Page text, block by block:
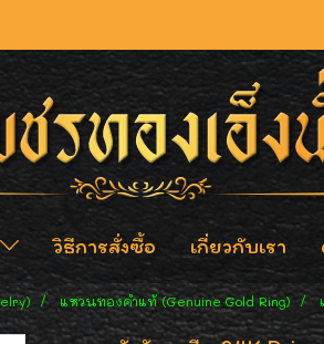
วิธีการสั่งซื้อ เกี่ยวกับเรา
แหวนทองคำแท้ (Genuine Gold Ring)